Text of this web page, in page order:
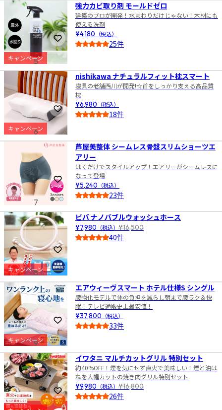
お気に入りに登録
キャンペーン
強力カビ取り剤 モールドゼロ
建築のプロが開発！水まわりだけじゃない！木材にも
使える洗剤
¥4,180 （税込）
25件
お気に入りに登録
キャンペーン
5
nishikawa ナチュラルフィット枕スマート
寝具の老舗西川が開発!☆首をしっかり支える高品質
枕
¥6,980 （税込）
18件
お気に入りに登録
6
芦屋美整体 シームレス骨盤スリムショーツエ
アリー
はくだけでスタイルアップ！エアリーがシームレスに
なって登場
¥5,240 （税込）
23件
お気に入りに登録
キャンペーン
7
ビバ ナノバブルウォッシュホース
¥7,980 （税込） ¥16,500
40件
お気に入りに登録
キャンペーン
8
エアウィーヴスマート ホテル仕様S シングル
腰強化モデルで体の負担を減らし朝まで腰ラク＆快
眠！テレビ通販史上最安値！
¥37,800 （税込）
33件
お気に入りに登録
9
イワタニ マルチカットグリル 特別セット
約40%OFF！煙を気にせず直火で美味しい！煙と油は
ねを大幅カットの焼き肉グリル特別セット
¥9,980 （税込） ¥16,800
26件